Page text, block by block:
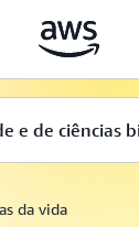
e de ciências
da vida